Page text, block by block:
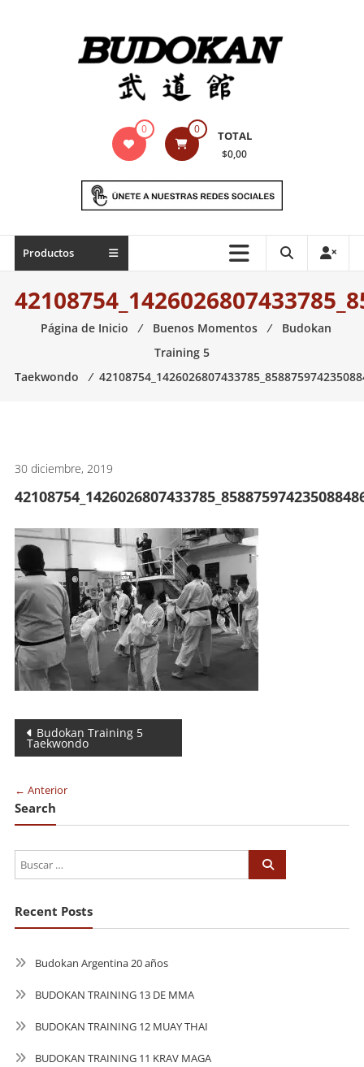
Indumentaria
marciales
Todo
necesario
para
artes
0 0 TOTAL
$0,00
Productos
Página de Inicio ⁄ Buenos Momentos ⁄
Budokan
Training 5
Taekwondo
⁄
30 diciembre, 2019
Navegación
de
entradas
Budokan Training 5
Taekwondo
← Anterior
Search
Recent Posts
Budokan Argentina 20 años
BUDOKAN TRAINING 13 DE MMA
BUDOKAN TRAINING 12 MUAY THAI
BUDOKAN TRAINING 11 KRAV MAGA